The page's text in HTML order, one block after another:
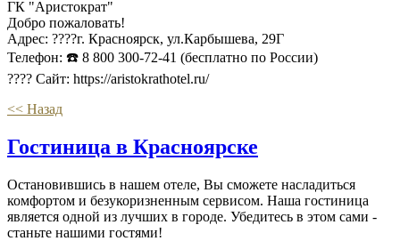
ГК "Аристократ"
Добро пожаловать!
Адрес: ????г. Красноярск, ул.Карбышева, 29Г
Телефон: ☎️ 8 800 300-72-41 (бесплатно по России)
???? Сайт: https://aristokrathotel.ru/
<< Назад
Гостиница в Красноярске
Остановившись в нашем отеле, Вы сможете насладиться
комфортом и безукоризненным сервисом. Наша гостиница
является одной из лучших в городе. Убедитесь в этом сами -
станьте нашими гостями!